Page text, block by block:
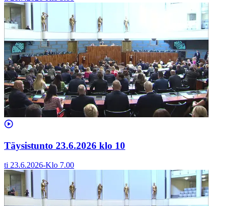
Täysistunto 23.6.2026 klo 10
ti 23.6.2026-Klo 7.00